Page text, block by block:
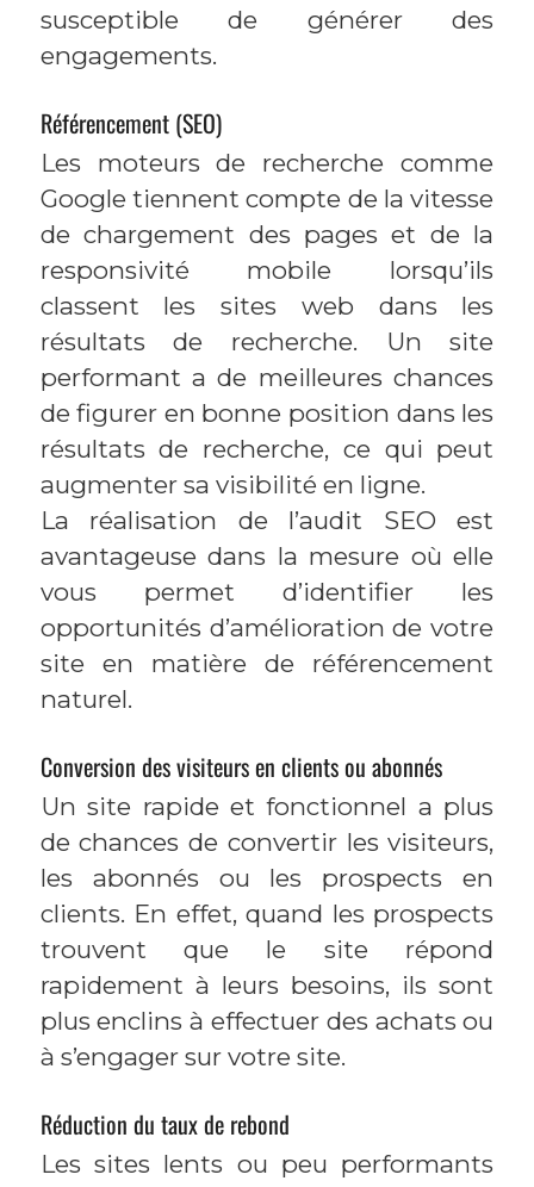
susceptible de générer des
engagements.
Référencement (SEO)
Les moteurs de recherche comme
Google tiennent compte de la vitesse
de chargement des pages et de la
responsivité mobile lorsqu’ils
classent les sites web dans les
résultats de recherche. Un site
performant a de meilleures chances
de figurer en bonne position dans les
résultats de recherche, ce qui peut
augmenter sa visibilité en ligne.
La réalisation de l’audit SEO est
avantageuse dans la mesure où elle
vous permet d’identifier les
opportunités d’amélioration de votre
site en matière de référencement
naturel.
Conversion des visiteurs en clients ou abonnés
Un site rapide et fonctionnel a plus
de chances de convertir les visiteurs,
les abonnés ou les prospects en
clients. En effet, quand les prospects
trouvent que le site répond
rapidement à leurs besoins, ils sont
plus enclins à effectuer des achats ou
à s’engager sur votre site.
Réduction du taux de rebond
Les sites lents ou peu performants